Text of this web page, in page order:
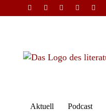
Aktuell Podcast